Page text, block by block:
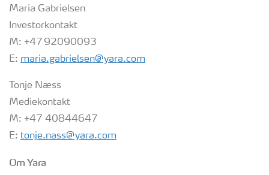
Maria Gabrielsen
Investorkontakt
M: +47 92090093
E: maria.gabrielsen@yara.com
Tonje Næss
Mediekontakt
M: +47 40844647
E: tonje.nass@yara.com
Om Yara